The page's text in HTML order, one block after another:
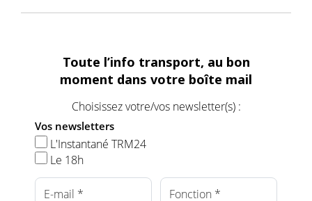
Toute l’info transport, au bon
moment dans votre boîte mail
Choisissez votre/vos newsletter(s) :
Vos newsletters
L'Instantané TRM24
Le 18h